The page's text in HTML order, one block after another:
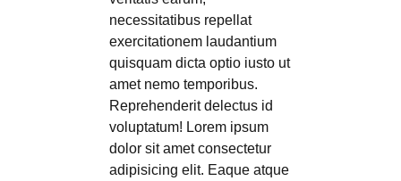
necessitatibus repellat
exercitationem laudantium
quisquam dicta optio iusto ut
amet nemo temporibus.
Reprehenderit delectus id
voluptatum! Lorem ipsum
dolor sit amet consectetur
adipisicing elit. Eaque atque